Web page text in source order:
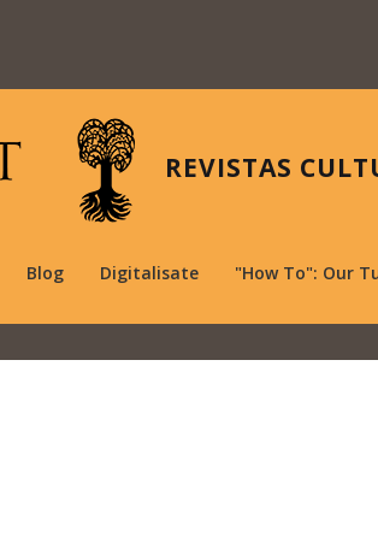
REVISTAS
Blog Digitalisate "How To": Our